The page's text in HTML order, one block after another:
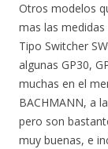
Otros modelos
mas las
Tipo Switcher
algunas GP30,
muchas en el
BACHMANN, a
pero son
muy buenas, e